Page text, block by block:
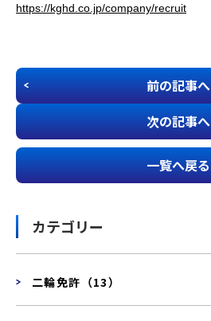
https://kghd.co.jp/company/recruit
前の記事へ
次の記事へ
一覧へ戻る
カテゴリー
二輪免許（13）